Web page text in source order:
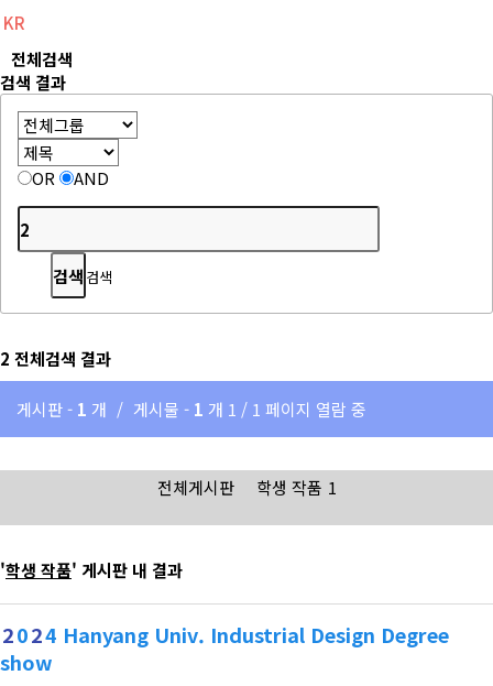
KR
전체검색
검색 결과
OR AND
검색
2 전체검색 결과
게시판 - 1 개 / 게시물 - 1 개 1 / 1 페이지 열람 중
전체게시판 학생 작품 1
'학생 작품' 게시판 내 결과
2024 Hanyang Univ. Industrial Design Degree
show